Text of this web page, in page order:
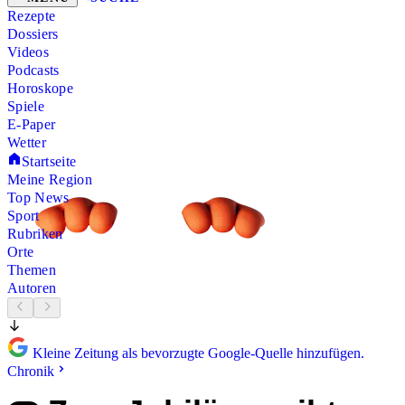
Rezepte
Dossiers
Videos
Podcasts
Horoskope
Spiele
E-Paper
Wetter
Startseite
Meine Region
Top News
Sport
Rubriken
Orte
Themen
Autoren
Kleine Zeitung als bevorzugte Google-Quelle hinzufügen.
Chronik